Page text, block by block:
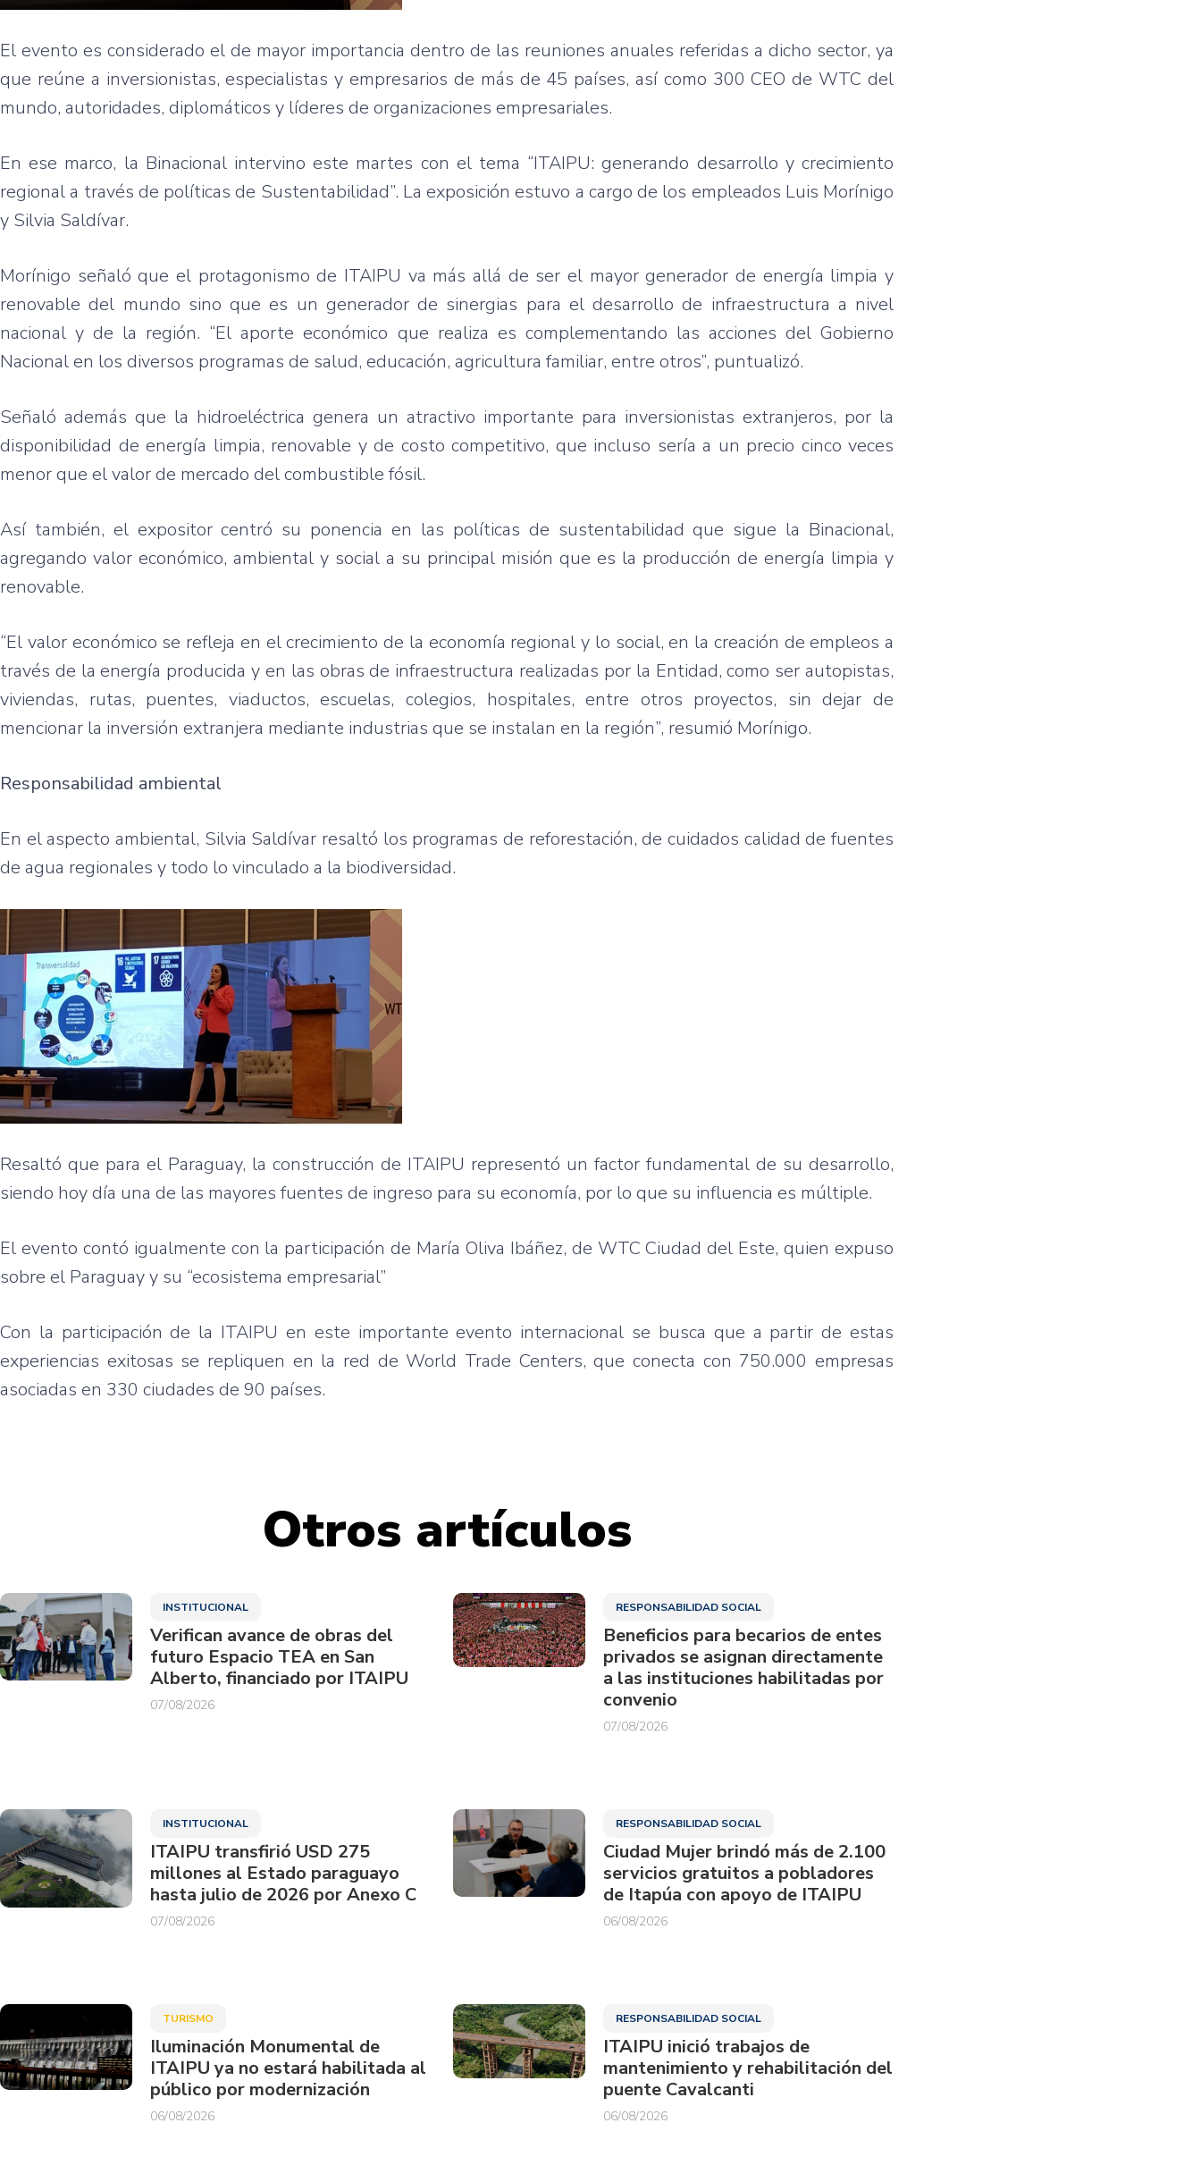
El evento es considerado el de mayor importancia dentro de las reuniones anuales referidas a dicho sector, ya
que reúne a inversionistas, especialistas y empresarios de más de 45 países, así como 300 CEO de WTC del
mundo, autoridades, diplomáticos y líderes de organizaciones empresariales.
En ese marco, la Binacional intervino este martes con el tema “ITAIPU: generando desarrollo y crecimiento
regional a través de políticas de Sustentabilidad”. La exposición estuvo a cargo de los empleados Luis Morínigo
y Silvia Saldívar.
Morínigo señaló que el protagonismo de ITAIPU va más allá de ser el mayor generador de energía limpia y
renovable del mundo sino que es un generador de sinergias para el desarrollo de infraestructura a nivel
nacional y de la región. “El aporte económico que realiza es complementando las acciones del Gobierno
Nacional en los diversos programas de salud, educación, agricultura familiar, entre otros”, puntualizó.
Señaló además que la hidroeléctrica genera un atractivo importante para inversionistas extranjeros, por la
disponibilidad de energía limpia, renovable y de costo competitivo, que incluso sería a un precio cinco veces
menor que el valor de mercado del combustible fósil.
Así también, el expositor centró su ponencia en las políticas de sustentabilidad que sigue la Binacional,
agregando valor económico, ambiental y social a su principal misión que es la producción de energía limpia y
renovable.
“El valor económico se refleja en el crecimiento de la economía regional y lo social, en la creación de empleos a
través de la energía producida y en las obras de infraestructura realizadas por la Entidad, como ser autopistas,
viviendas, rutas, puentes, viaductos, escuelas, colegios, hospitales, entre otros proyectos, sin dejar de
mencionar la inversión extranjera mediante industrias que se instalan en la región”, resumió Morínigo.
Responsabilidad ambiental
En el aspecto ambiental, Silvia Saldívar resaltó los programas de reforestación, de cuidados calidad de fuentes
de agua regionales y todo lo vinculado a la biodiversidad.
Resaltó que para el Paraguay, la construcción de ITAIPU representó un factor fundamental de su desarrollo,
siendo hoy día una de las mayores fuentes de ingreso para su economía, por lo que su influencia es múltiple.
El evento contó igualmente con la participación de María Oliva Ibáñez, de WTC Ciudad del Este, quien expuso
sobre el Paraguay y su “ecosistema empresarial”
Con la participación de la ITAIPU en este importante evento internacional se busca que a partir de estas
experiencias exitosas se repliquen en la red de World Trade Centers, que conecta con 750.000 empresas
asociadas en 330 ciudades de 90 países.
Otros artículos
INSTITUCIONAL
Verifican avance de obras del
futuro Espacio TEA en San
Alberto, financiado por ITAIPU
07/08/2026
RESPONSABILIDAD SOCIAL
Beneficios para becarios de entes
privados se asignan directamente
a las instituciones habilitadas por
convenio
07/08/2026
INSTITUCIONAL
ITAIPU transfirió USD 275
millones al Estado paraguayo
hasta julio de 2026 por Anexo C
07/08/2026
RESPONSABILIDAD SOCIAL
Ciudad Mujer brindó más de 2.100
servicios gratuitos a pobladores
de Itapúa con apoyo de ITAIPU
06/08/2026
TURISMO
Iluminación Monumental de
ITAIPU ya no estará habilitada al
público por modernización
06/08/2026
RESPONSABILIDAD SOCIAL
ITAIPU inició trabajos de
mantenimiento y rehabilitación del
puente Cavalcanti
06/08/2026